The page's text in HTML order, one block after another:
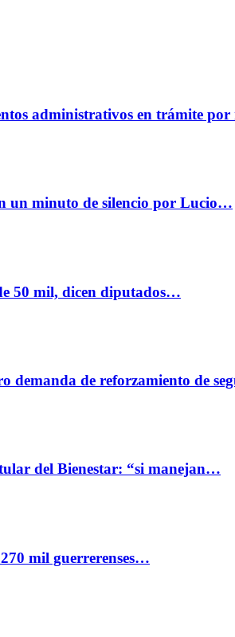
administrativos en trámite
un minuto de silencio por Lucio…
50 mil, dicen diputados…
demanda de reforzamiento de
del Bienestar: “si manejan…
mil guerrerenses…